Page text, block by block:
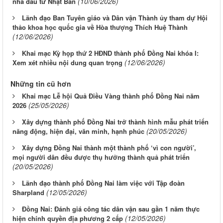
Lãnh đạo Ban Tuyên giáo và Dân vận Thành ủy tham dự Hội
thảo khoa học quốc gia về Hòa thượng Thích Huệ Thành
(12/06/2026)
Khai mạc Kỳ họp thứ 2 HĐND thành phố Đồng Nai khóa I:
Xem xét nhiều nội dung quan trọng (12/06/2026)
Những tin cũ hơn
Khai mạc Lễ hội Quả Điều Vàng thành phố Đồng Nai năm
2026 (25/05/2026)
Xây dựng thành phố Đồng Nai trở thành hình mẫu phát triển
năng động, hiện đại, văn minh, hạnh phúc (20/05/2026)
Xây dựng Đồng Nai thành một thành phố ‘vì con người’,
mọi người dân đều được thụ hưởng thành quả phát triển
(20/05/2026)
Lãnh đạo thành phố Đồng Nai làm việc với Tập đoàn
Sharpland (12/05/2026)
Đồng Nai: Đánh giá công tác dân vận sau gần 1 năm thực
hiện chính quyền địa phương 2 cấp (12/05/2026)